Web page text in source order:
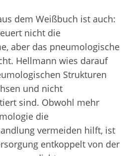
dem Weißbuch ist auch:
nicht die
aber das pneumologische
Hellmann wies darauf
Strukturen
und nicht
sind. Obwohl mehr
die
vermeiden hilft, ist
entkoppelt von der